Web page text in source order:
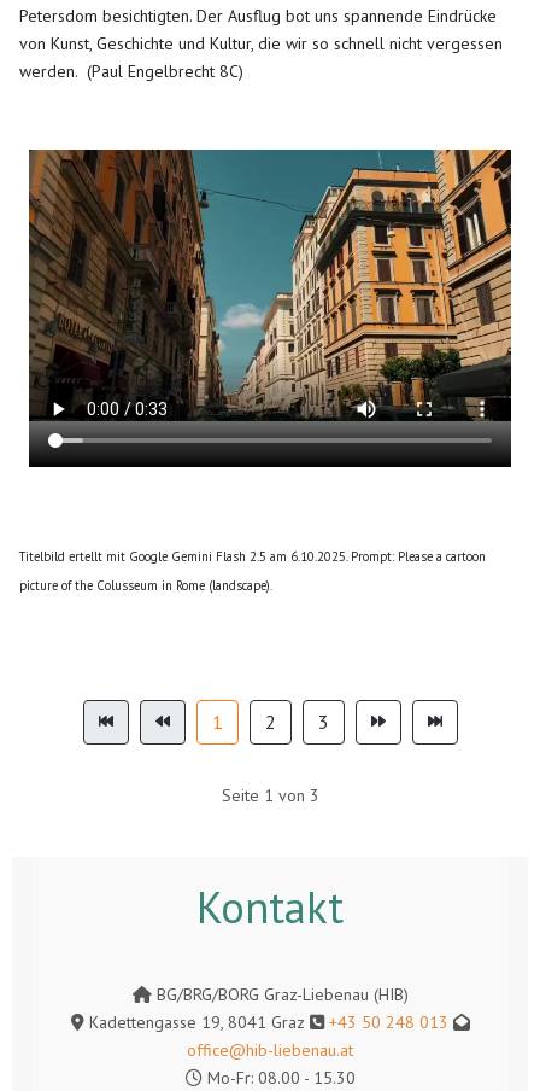
Petersdom besichtigten. Der Ausflug bot uns spannende Eindrücke
von Kunst, Geschichte und Kultur, die wir so schnell nicht vergessen
werden. (Paul Engelbrecht 8C)
Titelbild ertellt mit Google Gemini Flash 2.5 am 6.10.2025. Prompt: Please a cartoon
picture of the Colusseum in Rome (landscape).
1 2 3
Seite 1 von 3
Kontakt
BG/BRG/BORG Graz-Liebenau (HIB)
Kadettengasse 19, 8041 Graz
+43 50 248 013
office@hib-liebenau.at
Mo-Fr: 08.00 - 15.30